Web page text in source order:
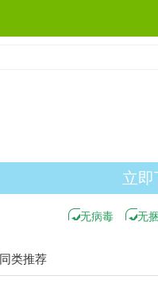
立即
无病毒 无
同类推荐